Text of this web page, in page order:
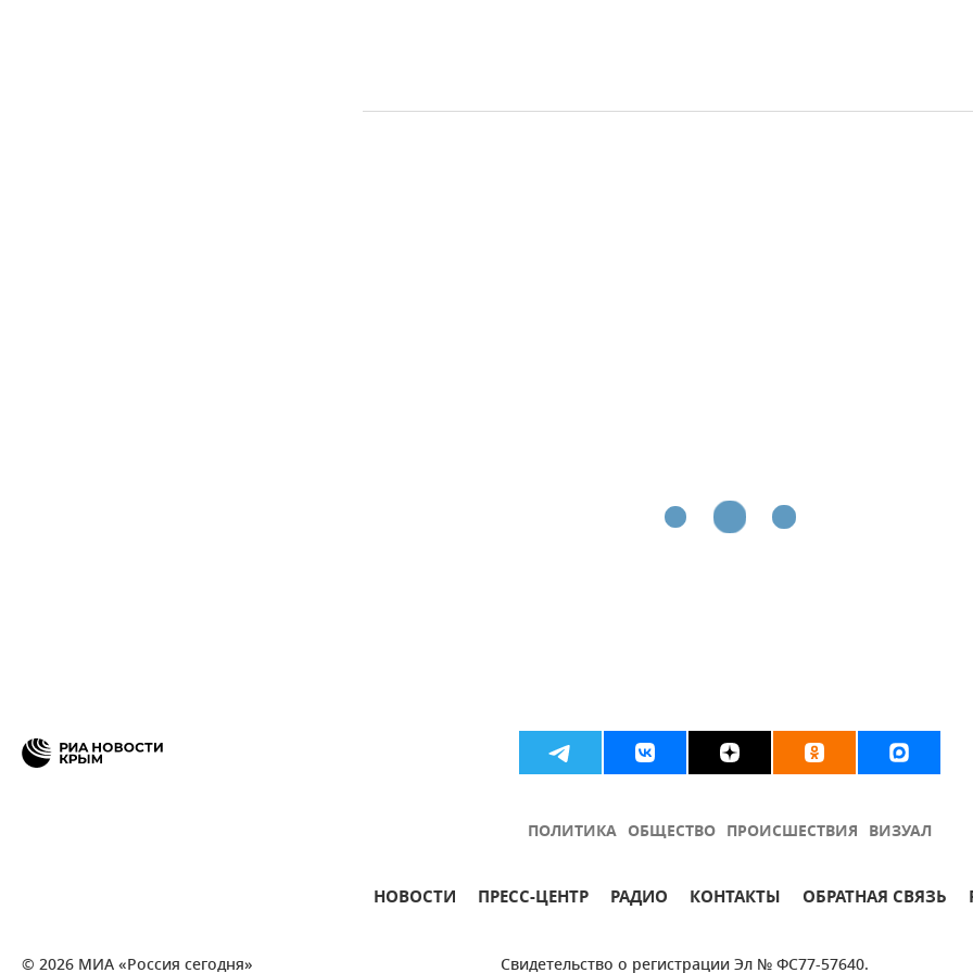
ПОЛИТИКА ОБЩЕСТВО ПРОИСШЕСТВИЯ ВИЗУАЛ
НОВОСТИ ПРЕСС-ЦЕНТР РАДИО КОНТАКТЫ ОБРАТНАЯ СВЯЗЬ
© 2026 МИА «Россия сегодня» Свидетельство о регистрации Эл № ФС77-57640.